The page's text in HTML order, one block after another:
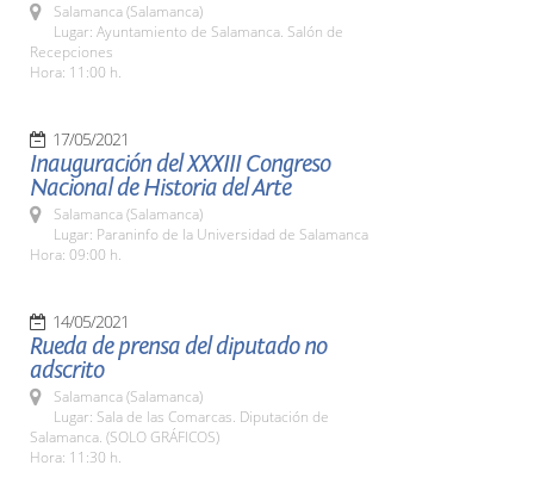
Salamanca (Salamanca)
Lugar: Ayuntamiento de Salamanca. Salón de
Recepciones
Hora: 11:00 h.
17/05/2021
Inauguración del XXXIII Congreso
Nacional de Historia del Arte
Salamanca (Salamanca)
Lugar: Paraninfo de la Universidad de Salamanca
Hora: 09:00 h.
14/05/2021
Rueda de prensa del diputado no
adscrito
Salamanca (Salamanca)
Lugar: Sala de las Comarcas. Diputación de
Salamanca. (SOLO GRÁFICOS)
Hora: 11:30 h.